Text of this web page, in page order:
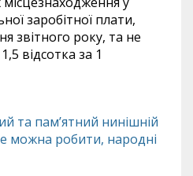
заробітної плати,
звітного року, та не
відсотка за 1
та пам’ятний нинішній
можна робити, народні